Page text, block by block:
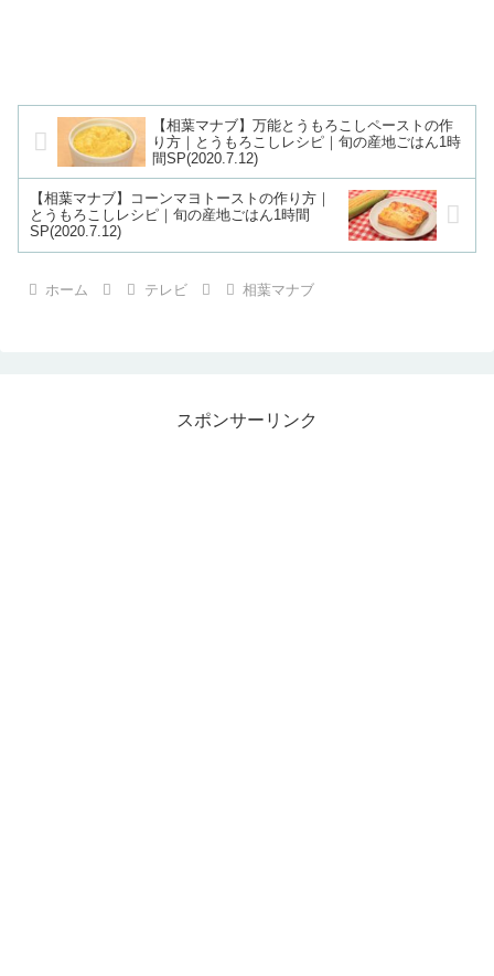
【相葉マナブ】万能とうもろこしペーストの作
り方｜とうもろこしレシピ｜旬の産地ごはん1時
間SP(2020.7.12)
【相葉マナブ】コーンマヨトーストの作り方｜
とうもろこしレシピ｜旬の産地ごはん1時間
SP(2020.7.12)
ホーム テレビ 相葉マナブ
スポンサーリンク